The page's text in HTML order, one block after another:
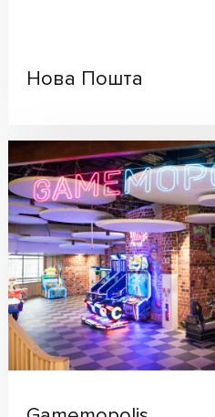
Нова Пошта